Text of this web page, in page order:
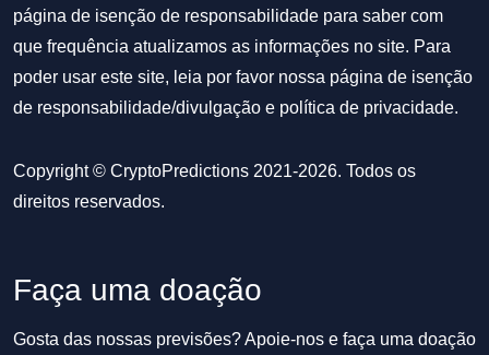
página de isenção de responsabilidade para saber com
que frequência atualizamos as informações no site. Para
poder usar este site, leia por favor nossa página de isenção
de responsabilidade/divulgação e política de privacidade.
Copyright © CryptoPredictions 2021-2026. Todos os
direitos reservados.
Faça uma doação
Gosta das nossas previsões? Apoie-nos e faça uma doação